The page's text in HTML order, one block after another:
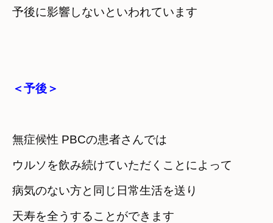
予後に影響しないといわれています
＜予後＞
無症候性 PBCの患者さんでは
ウルソを飲み続けていただくことによって
病気のない方と同じ日常生活を送り
天寿を全うすることができます